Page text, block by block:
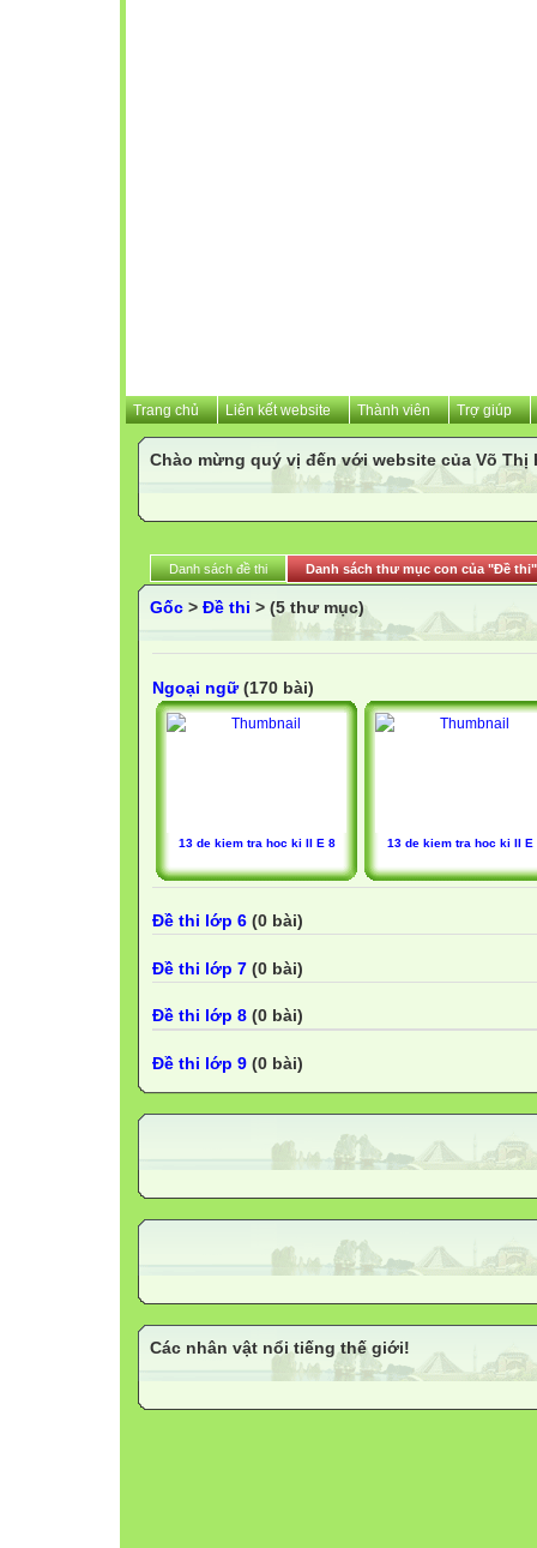
Trang chủ Liên kết website Thành viên Trợ giúp
Chào mừng quý vị đến với website của Võ Thị
Danh sách đề thi Danh sách thư mục con của "Đề thi"
Gốc > Đề thi > (5 thư mục)
Ngoại ngữ(170 bài)
13 de kiem tra hoc ki II E 8 13 de kiem tra hoc ki II E
Đề thi lớp 6 (0 bài)
Đề thi lớp 7 (0 bài)
Đề thi lớp 8 (0 bài)
Đề thi lớp 9 (0 bài)
Các nhân vật nổi tiếng thế giới!